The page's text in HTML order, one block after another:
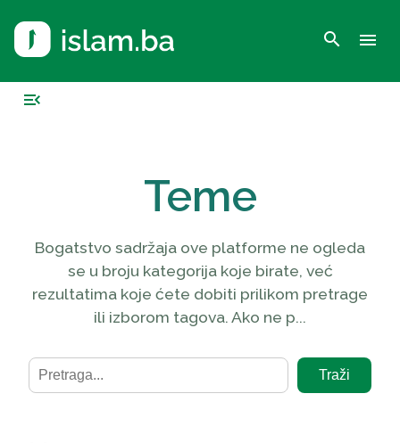
search menu
menu_open
Teme
Bogatstvo sadržaja ove platforme ne ogleda
se u broju kategorija koje birate, već
rezultatima koje ćete dobiti prilikom pretrage
ili izborom tagova. Ako ne p...
Traži